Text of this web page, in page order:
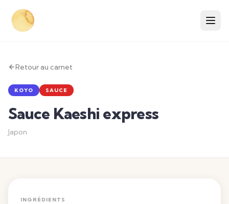
Retour au carnet
KOYO SAUCE
Sauce Kaeshi express
Japon
INGRÉDIENTS